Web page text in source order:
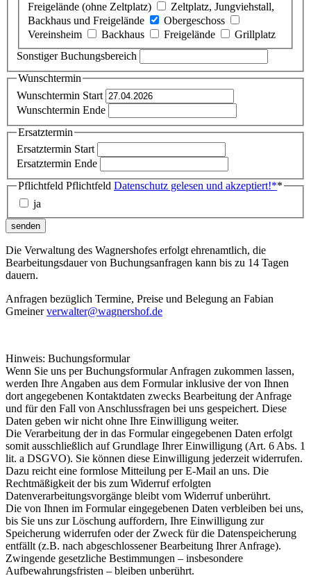
Freigelände (ohne Zeltplatz)
Zeltplatz, Jungviehstall,
Backhaus und Freigelände
Obergeschoss
Vereinsheim
Backhaus Freigelände
Grillplatz
Sonstiger Buchungsbereich
Wunschtermin
Wunschtermin Start
Wunschtermin Ende
Ersatztermin
Ersatztermin Start
Ersatztermin Ende
Pflichtfeld Pflichtfeld Datenschutz gelesen und akzeptiert!**
ja
senden
Die Verwaltung des Wagnershofes erfolgt ehrenamtlich, die
Bearbeitungsdauer von Buchungsanfragen kann bis zu 14 Tagen
dauern.
Anfragen bezüglich Termine, Preise und Belegung an Fabian
Gmeinerverwalter@wagnershof.de
Hinweis: Buchungsformular
Wenn Sie uns per Buchungsformular Anfragen zukommen lassen,
werden Ihre Angaben aus dem Formular inklusive der von Ihnen
dort angegebenen Kontaktdaten zwecks Bearbeitung der Anfrage
und für den Fall von Anschlussfragen bei uns gespeichert. Diese
Daten geben wir nicht ohne Ihre Einwilligung weiter.
Die Verarbeitung der in das Formular eingegebenen Daten erfolgt
somit ausschließlich auf Grundlage Ihrer Einwilligung (Art. 6 Abs. 1
lit. a DSGVO). Sie können diese Einwilligung jederzeit widerrufen.
Dazu reicht eine formlose Mitteilung per E-Mail an uns. Die
Rechtmäßigkeit der bis zum Widerruf erfolgten
Datenverarbeitungsvorgänge bleibt vom Widerruf unberührt.
Die von Ihnen im Formular eingegebenen Daten verbleiben bei uns,
bis Sie uns zur Löschung auffordern, Ihre Einwilligung zur
Speicherung widerrufen oder der Zweck für die Datenspeicherung
entfällt (z.B. nach abgeschlossener Bearbeitung Ihrer Anfrage).
Zwingende gesetzliche Bestimmungen – insbesondere
Aufbewahrungsfristen – bleiben unberührt.